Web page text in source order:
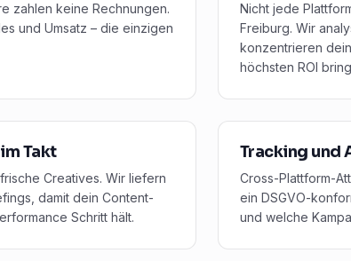
zahlen keine Rechnungen.
und Umsatz – die einzigen
Nicht jede
Freiburg. Wir
konzentrieren
höchsten ROI
Takt
Creatives. Wir liefern
damit dein Content-
Schritt hält.
Tracking und
Cross-Plattform-
ein DSGVO-
und welche